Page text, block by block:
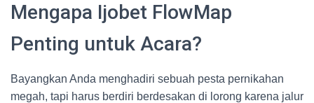
Mengapa Ijobet FlowMap
Penting untuk Acara?
Bayangkan Anda menghadiri sebuah pesta pernikahan
megah, tapi harus berdiri berdesakan di lorong karena jalur